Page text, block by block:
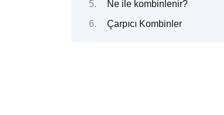
Ne ile kombinlenir?
Çarpıcı Kombinler